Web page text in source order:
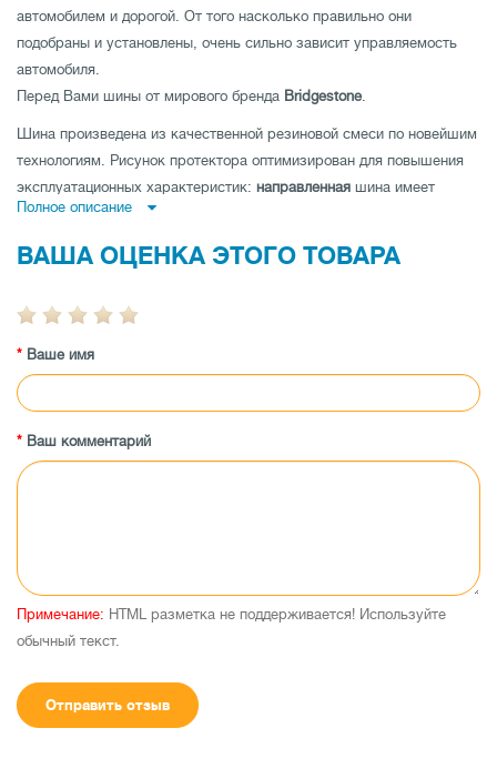
автомобилем и дорогой. От того насколько правильно они
подобраны и установлены, очень сильно зависит управляемость
автомобиля.
Перед Вами шины от мирового бренда Bridgestone.
Шина произведена из качественной резиновой смеси по новейшим
технологиям. Рисунок протектора оптимизирован для повышения
эксплуатационных характеристик: направленная шина имеет
высокое сопротивление аквапланированию,
дороге по прямой иасимметричная шина
совмещает как отличную
протестирована производителем на максимальные показатели
нагрузки и скорости.
Заказывайте покрышки Bridgestone Blizzak LM005 235/55 R20 105V
XL по выгодной цене в магазине tireland.com.ua.
Полное описание
ВАША ОЦЕНКА ЭТОГО ТОВАРА
Ваше имя
Ваш комментарий
Примечание: HTML разметка не поддерживается! Используйте
обычный текст.
Отправить отзыв